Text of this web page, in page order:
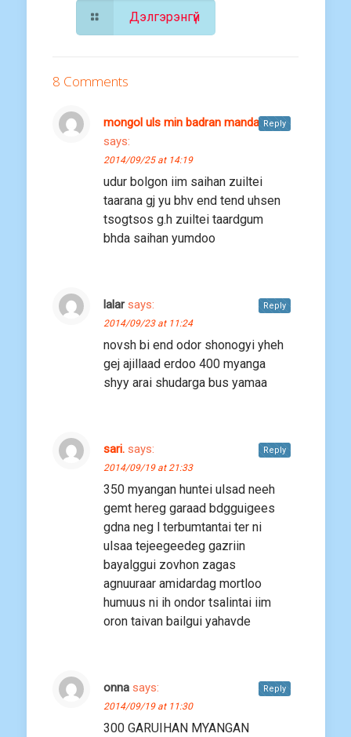
Дэлгэрэнгүй
8 Comments
mongol uls min badran mandag
says:
2014/09/25 at 14:19
udur bolgon iim saihan zuiltei
taarana gj yu bhv end tend uhsen
tsogtsos g.h zuiltei taardgum
bhda saihan yumdoo
Reply
lalar says:
2014/09/23 at 11:24
novsh bi end odor shonogyi yheh
gej ajillaad erdoo 400 myanga
shyy arai shudarga bus yamaa
Reply
sari. says:
2014/09/19 at 21:33
350 myangan huntei ulsad neeh
gemt hereg garaad bdgguigees
gdna neg l terbumtantai ter ni
ulsaa tejeegeedeg gazriin
bayalggui zovhon zagas
agnuuraar amidardag mortloo
humuus ni ih ondor tsalintai iim
oron taivan bailgui yahavde
Reply
onna says:
2014/09/19 at 11:30
300 GARUIHAN MYANGAN
Reply